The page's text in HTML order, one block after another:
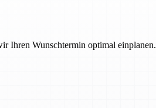
Ihren Wunschtermin optimal einplanen.